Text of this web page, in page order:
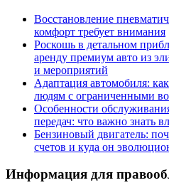
Восстановление
комфорт требует внимания
Роскошь в детальном
аренду премиум авто из
и мероприятий
Адаптация автомобиля:
людям с ограниченными
Особенности
передач: что важно знать
Бензиновый двигатель:
счетов и куда он
Информация для